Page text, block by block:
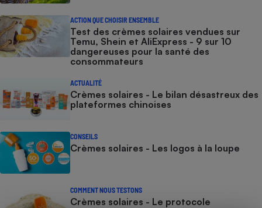
ACTION QUE CHOISIR ENSEMBLE
Test des crèmes solaires vendues sur
Temu, Shein et AliExpress - 9 sur 10
dangereuses pour la santé des
consommateurs
ACTUALITÉ
Crèmes solaires - Le bilan désastreux des
plateformes chinoises
CONSEILS
Crèmes solaires - Les logos à la loupe
COMMENT NOUS TESTONS
Crèmes solaires - Le protocole